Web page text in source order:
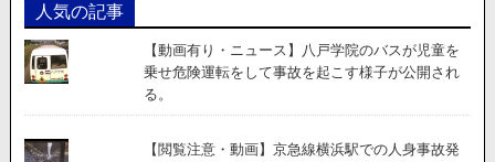
人気の記事
【動画有り・ニュース】八戸学院のバスが児童を
乗せ危険運転をして事故を起こす様子が公開され
る。
【閲覧注意・動画】京急線横浜駅での人身事故発